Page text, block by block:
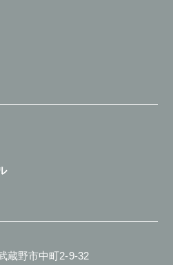
蔵野市中町2-9-32